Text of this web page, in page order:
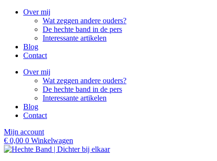
Over mij
Wat zeggen andere ouders?
De hechte band in de pers
Interessante artikelen
Blog
Contact
Over mij
Wat zeggen andere ouders?
De hechte band in de pers
Interessante artikelen
Blog
Contact
Mijn account
€ 0,00 0 Winkelwagen